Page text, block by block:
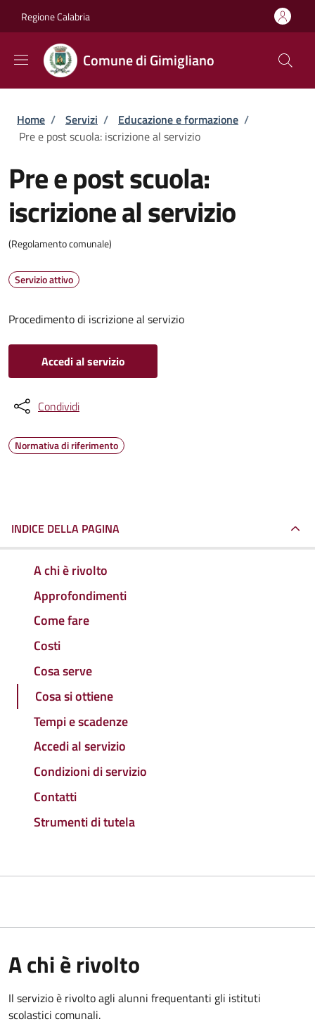
Regione Calabria
Comune di Gimigliano
Briciole di pane
Home / Servizi / Educazione e formazione /
Pre e post scuola: iscrizione al servizio
Pre e post scuola:
iscrizione al servizio
(Regolamento comunale)
Servizio attivo
Procedimento di iscrizione al servizio
Accedi al servizio
Condividi
Normativa di riferimento
INDICE DELLA PAGINA
A chi è rivolto
Approfondimenti
Come fare
Costi
Cosa serve
Cosa si ottiene
Tempi e scadenze
Accedi al servizio
Condizioni di servizio
Contatti
Strumenti di tutela
A chi è rivolto
Il servizio è rivolto agli alunni frequentanti gli istituti
scolastici comunali.